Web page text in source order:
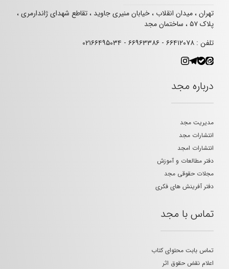
تهران ، میدان انقلاب ، خیابان منیری جاوید ، تقاطع شهدای ژاندارمری ،
پلاک ۵۷ ، ساختمان مجد
تلفن : ۶۶۴۱۲۰۷۸ - ۶۶۹۶۳۳۸۶ - ۰۲۱۶۶۴۹۵۰۳۴
درباره مجد
مدیریت مجد
انتشارات مجد
انتشارات امجد
دفتر مطالعات و آموزش
مجلات حقوقی مجد
دفتر آفرینش های فکری
تماس با مجد
تماس بابت محتوای کتاب
اعلام نقض حقوق اثر